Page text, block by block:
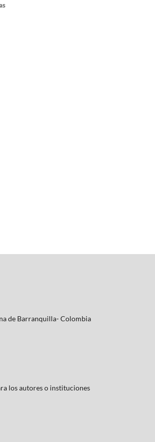
de Barranquilla- Colombia
los autores o instituciones